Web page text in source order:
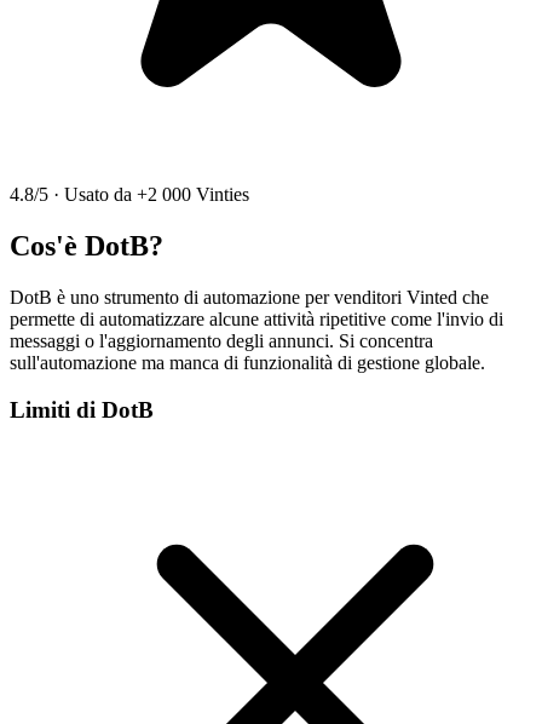
4.8/5 · Usato da +2 000 Vinties
Cos'è DotB?
DotB è uno strumento di automazione per venditori Vinted che
permette di automatizzare alcune attività ripetitive come l'invio di
messaggi o l'aggiornamento degli annunci. Si concentra
sull'automazione ma manca di funzionalità di gestione globale.
Limiti di DotB